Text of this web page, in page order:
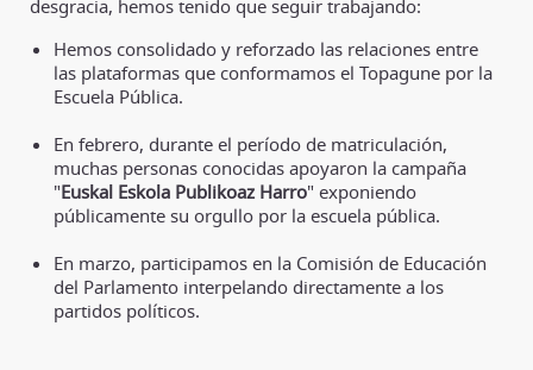
desgracia, hemos tenido que seguir trabajando:
Hemos consolidado y reforzado las relaciones entre
las plataformas que conformamos el Topagune por la
Escuela Pública.
En febrero, durante el período de matriculación,
muchas personas conocidas apoyaron la campaña
"Euskal Eskola Publikoaz Harro" exponiendo
públicamente su orgullo por la escuela pública.
En marzo, participamos en la Comisión de Educación
del Parlamento interpelando directamente a los
partidos políticos.